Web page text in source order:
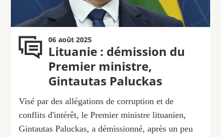
06 août 2025
Lituanie : démission du
Premier ministre,
Gintautas Paluckas
Visé par des allégations de corruption et de
conflits d'intérêt, le Premier ministre lituanien,
Gintautas Paluckas, a démissionné, après un peu